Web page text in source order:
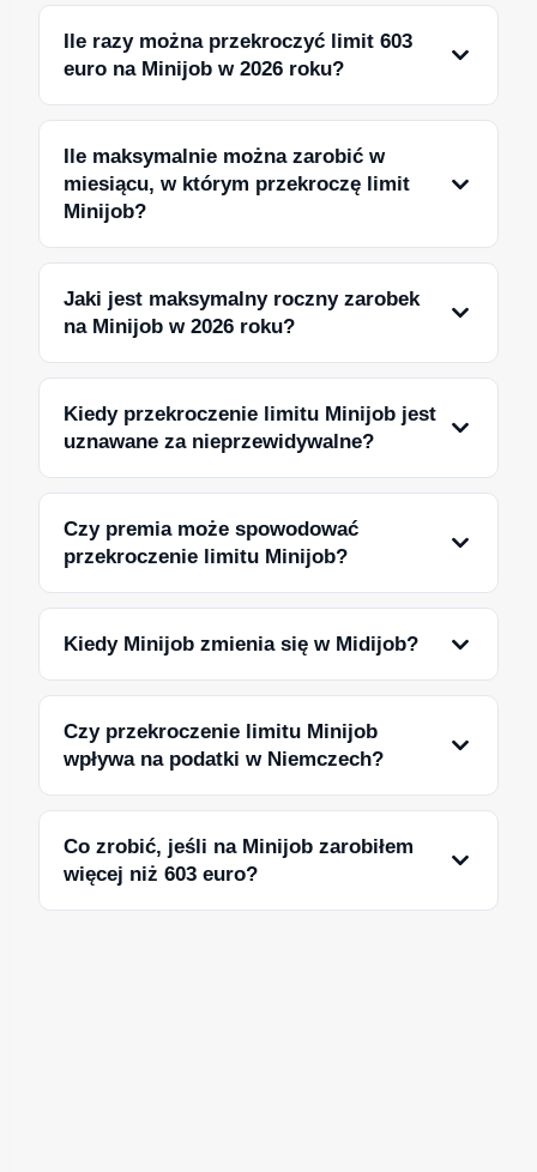
Ile razy można przekroczyć limit 603
euro na Minijob w 2026 roku?
Ile maksymalnie można zarobić w
miesiącu, w którym przekroczę limit
Minijob?
Jaki jest maksymalny roczny zarobek
na Minijob w 2026 roku?
Kiedy przekroczenie limitu Minijob jest
uznawane za nieprzewidywalne?
Czy premia może spowodować
przekroczenie limitu Minijob?
Kiedy Minijob zmienia się w Midijob?
Czy przekroczenie limitu Minijob
wpływa na podatki w Niemczech?
Co zrobić, jeśli na Minijob zarobiłem
więcej niż 603 euro?